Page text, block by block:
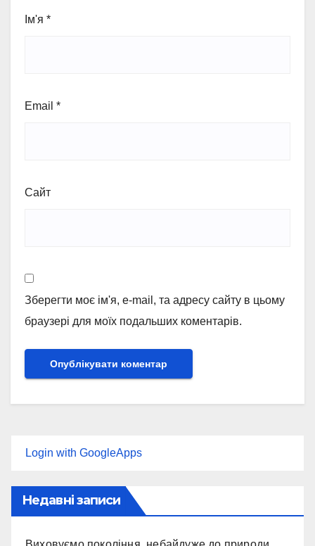
Ім'я *
Email *
Сайт
Зберегти моє ім'я, e-mail, та адресу сайту в цьому
браузері для моїх подальших коментарів.
Login with GoogleApps
Недавні записи